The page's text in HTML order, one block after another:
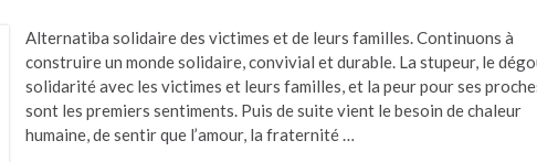
Alternatiba solidaire des victimes et de leurs familles. Continuons à
construire un monde solidaire, convivial et durable. La stupeur, le
solidarité avec les victimes et leurs familles, et la peur pour ses
sont les premiers sentiments. Puis de suite vient le besoin de chaleur
humaine, de sentir que l’amour, la fraternité …